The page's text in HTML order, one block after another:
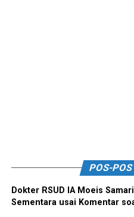
POS-
Dokter RSUD IA Moeis
Sementara usai Komentar